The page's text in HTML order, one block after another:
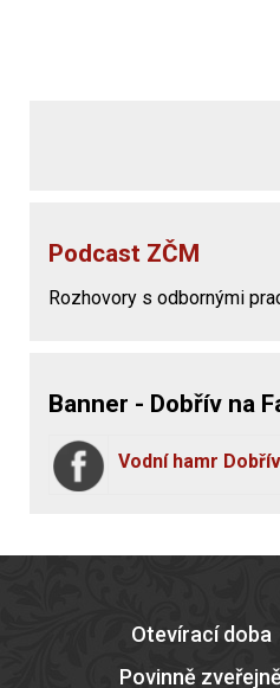
Podcast ZČM
Rozhovory s odbornými
Banner - Dobřív na
Vodní hamr
Otevírací doba
Povinně